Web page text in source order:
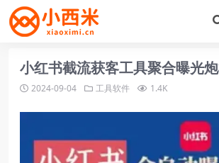
小红书截流获客工具聚合曝光
2024-09-04 工具软件 1.4K